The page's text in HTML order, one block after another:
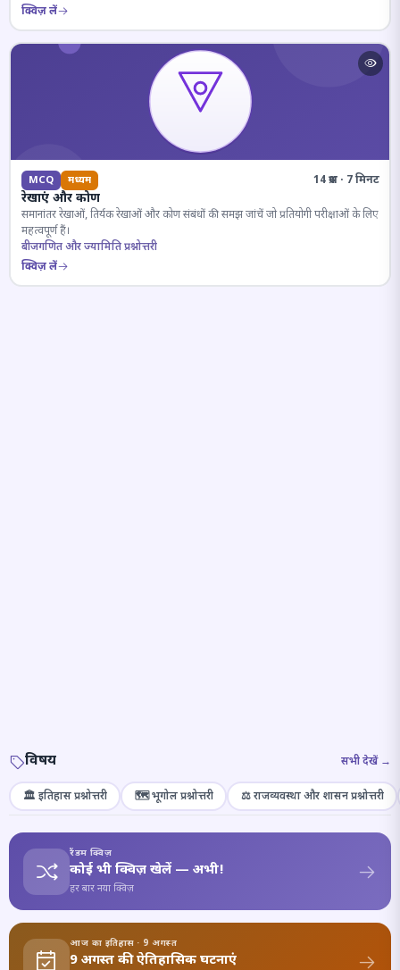
क्विज़ लें
MCQ मध्यम 14 प्रश्न · 7 मिनट
रेखाएं और कोण
समानांतर रेखाओं, तिर्यक रेखाओं और कोण संबंधों की समझ जांचें जो प्रतियोगी परीक्षाओं के लिए
महत्वपूर्ण हैं।
बीजगणित और ज्यामिति प्रश्नोत्तरी
क्विज़ लें
विषय सभी देखें →
🏛️ इतिहास प्रश्नोत्तरी 🗺️ भूगोल प्रश्नोत्तरी ⚖️ राजव्यवस्था और शासन प्रश्नोत्तरी
रैंडम क्विज़
कोई भी क्विज़ खेलें — अभी!
हर बार नया क्विज़
आज का इतिहास · 9 अगस्त
9 अगस्त की ऐतिहासिक घटनाएं